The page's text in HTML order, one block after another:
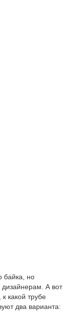
байка, но
дизайнерам. А вот
какой трубе
два варианта: